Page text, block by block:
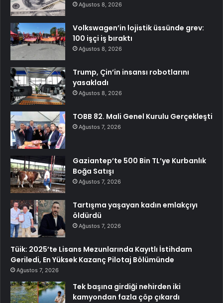
Ağustos 8, 2026
Volkswagen’in lojistik üssünde grev:
100 işçi iş bıraktı
Ağustos 8, 2026
Trump, Çin’in insansı robotlarını
yasakladı
Ağustos 8, 2026
TOBB 82. Mali Genel Kurulu Gerçekleşti
Ağustos 7, 2026
Gaziantep’te 500 Bin TL’ye Kurbanlık
Boğa Satışı
Ağustos 7, 2026
Tartışma yaşayan kadın emlakçıyı
öldürdü
Ağustos 7, 2026
Tüik: 2025’te Lisans Mezunlarında Kayıtlı İstihdam
Geriledi, En Yüksek Kazanç Pilotaj Bölümünde
Ağustos 7, 2026
Tek başına girdiği nehirden iki
kamyondan fazla çöp çıkardı